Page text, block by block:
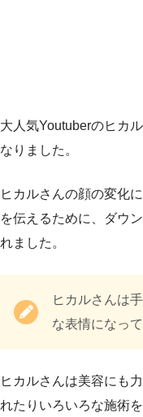
大人気Youtuberのヒカ
なりました。
ヒカルさんの顔の変化
を伝えるために、ダウ
れました。
ヒカルさんは
な表情になって
ヒカルさんは美容にも
れたりいろいろな施術